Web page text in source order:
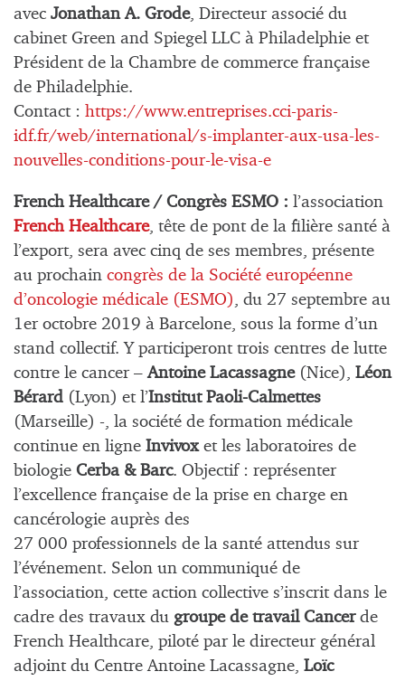
avec Jonathan A. Grode, Directeur associé du
cabinet Green and Spiegel LLC à Philadelphie et
Président de la Chambre de commerce française
de Philadelphie.
Contact : https://www.entreprises.cci-paris-
idf.fr/web/international/s-implanter-aux-usa-les-
nouvelles-conditions-pour-le-visa-e
French Healthcare / Congrès ESMO : l’association
French Healthcare, tête de pont de la filière santé à
l’export, sera avec cinq de ses membres, présente
au prochain congrès de la Société européenne
d’oncologie médicale (ESMO), du 27 septembre au
1er octobre 2019 à Barcelone, sous la forme d’un
stand collectif. Y participeront trois centres de lutte
contre le cancer –Antoine Lacassagne(Nice), Léon
Bérard (Lyon) et l’Institut Paoli-Calmettes
(Marseille) -, la société de formation médicale
continue en ligne Invivoxet les laboratoires de
biologie Cerba & Barc. Objectif : représenter
l’excellence française de la prise en charge en
cancérologie auprès des
27 000 professionnels de la santé attendus sur
l’événement. Selon un communiqué de
l’association, cette action collective s’inscrit dans le
cadre des travaux du groupe de travail Cancerde
French Healthcare, piloté par le directeur général
adjoint du Centre Antoine Lacassagne, Loïc